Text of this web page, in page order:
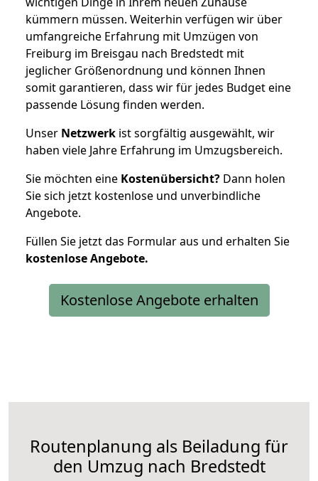
kümmern müssen. Weiterhin verfügen wir über
umfangreiche Erfahrung mit Umzügen von
Freiburg im Breisgau nach Bredstedt mit
jeglicher Größenordnung und können Ihnen
somit garantieren, dass wir für jedes Budget eine
passende Lösung finden werden.
Unser Netzwerk ist sorgfältig ausgewählt, wir
haben viele Jahre Erfahrung im Umzugsbereich.
Sie möchten eine Kostenübersicht? Dann holen
Sie sich jetzt kostenlose und unverbindliche
Angebote.
Füllen Sie jetzt das Formular aus und erhalten Sie
kostenloseAngebote.
Kostenlose Angebote erhalten
Routenplanung als Beiladung für
den Umzug nach Bredstedt